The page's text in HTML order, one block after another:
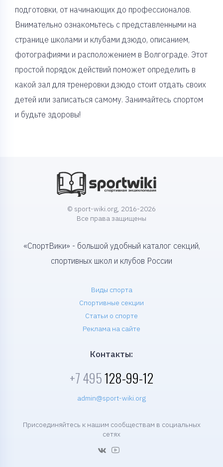
подготовки, от начинающих до профессионалов.
Внимательно ознакомьтесь с представленными на
странице школами и клубами дзюдо, описанием,
фотографиями и расположением в Волгограде. Этот
простой порядок действий поможет определить в
какой зал для тренеровки дзюдо стоит отдать своих
детей или записаться самому. Занимайтесь спортом
и будьте здоровы!
© sport-wiki.org, 2016-2026
Все права защищены
«СпортВики» - большой удобный каталог секций,
спортивных школ и клубов России
Виды спорта
Спортивные секции
Статьи о спорте
Реклама на сайте
Контакты:
+7 495128-99-12
admin@sport-wiki.org
Присоединяйтесь к нашим сообществам в социальных
сетях